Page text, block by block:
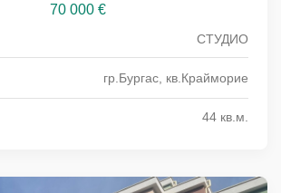
70 000 €
СТУДИО
гр.Бургас, кв.Крайморие
44 кв.м.